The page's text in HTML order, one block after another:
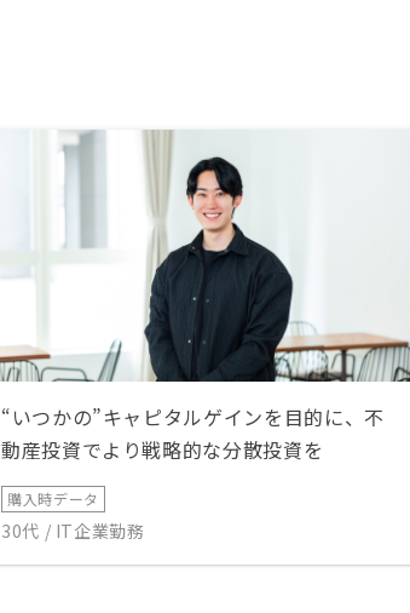
“いつかの”キャピタルゲインを目的に、不
動産投資でより戦略的な分散投資を
購入時データ
30代 / IT企業勤務